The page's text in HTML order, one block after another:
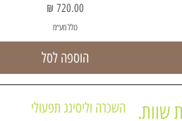
מחיר
כולל מע״מ
הוספה לסל
שוות.
השכרה וליסינג תפעולי